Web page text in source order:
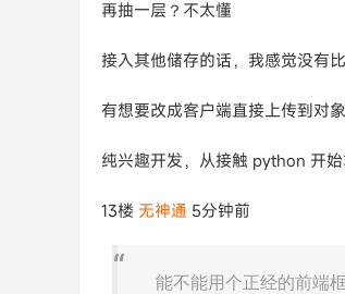
再抽一层？不太懂
接入其他储存的话，我感觉没有
有想要改成客户端直接上传到对
纯兴趣开发，从接触 python 开
13楼 无神通 5分钟前
能不能用个正经的前端